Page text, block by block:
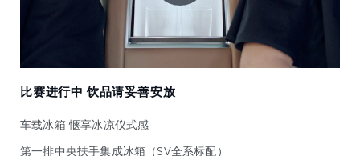
比赛进行中 饮品请妥善安放
车载冰箱 惬享冰凉仪式感
第一排中央扶手集成冰箱（SV全系标配）